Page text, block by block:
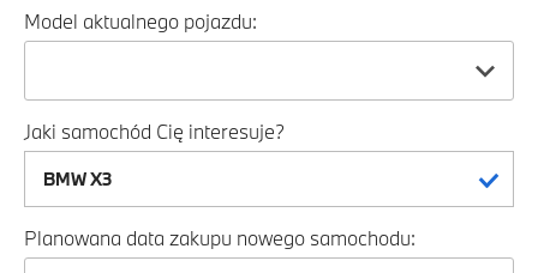
Model aktualnego pojazdu:
Jaki samochód Cię interesuje?
Planowana data zakupu nowego samochodu: